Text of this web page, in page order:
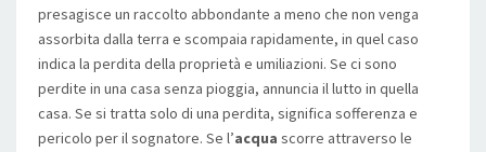
presagisce un raccolto abbondante a meno che non venga
assorbita dalla terra e scompaia rapidamente, in quel caso
indica la perdita della proprietà e umiliazioni. Se ci sono
perdite in una casa senza pioggia, annuncia il lutto in quella
casa. Se si tratta solo di una perdita, significa sofferenza e
pericolo per il sognatore. Se l’acqua scorre attraverso le